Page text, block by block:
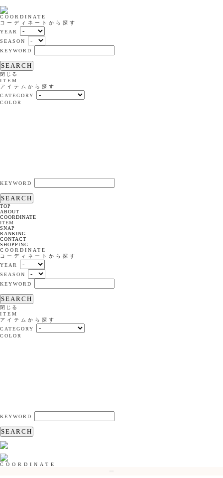
COORDINATE
コーディネートから探す
YEAR
SEASON
KEYWORD
SEARCH
閉じる
ITEM
アイテムから探す
CATEGORY
COLOR
KEYWORD
SEARCH
TOP
ABOUT
COORDINATE
ITEM
SNAP
RANKING
CONTACT
SHOPPING
COORDINATE
コーディネートから探す
YEAR
SEASON
KEYWORD
SEARCH
閉じる
ITEM
アイテムから探す
CATEGORY
COLOR
KEYWORD
SEARCH
COORDINATE